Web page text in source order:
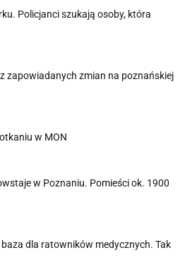
Policjanci szukają osoby, która
zapowiadanych zmian na poznańskiej
w MON
w Poznaniu. Pomieści ok. 1900
dla ratowników medycznych. Tak